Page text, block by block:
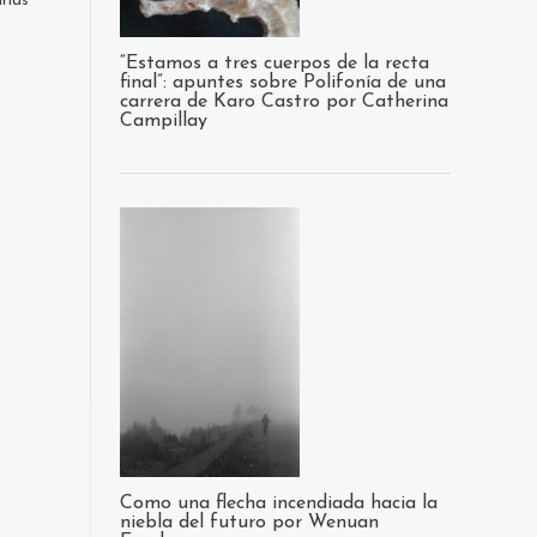
“Estamos a tres cuerpos de la recta
final”: apuntes sobre Polifonía de una
carrera de Karo Castro por Catherina
Campillay
Como una flecha incendiada hacia la
niebla del futuro por Wenuan